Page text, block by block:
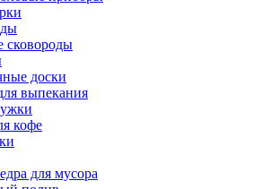
сковороды
доски
выпекания
кофе
для мусора